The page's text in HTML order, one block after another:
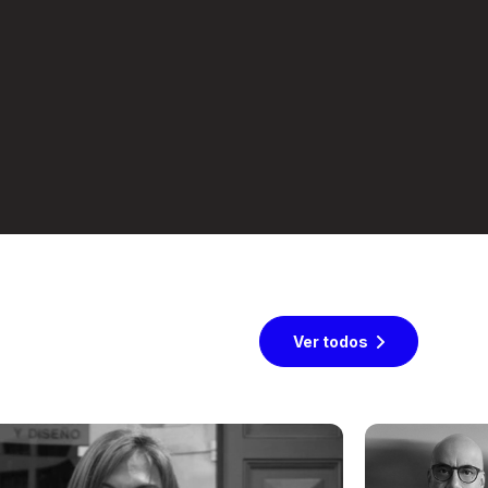
Ver todos